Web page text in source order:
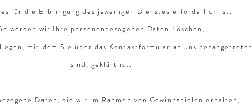
es für die Erbringung des jeweiligen Dienstes erforderlich ist.
werden wir Ihre personenbezogenen Daten Löschen,
mit dem Sie über das Kontaktformular an uns herangetreten
sind, geklärt ist.
Daten, die wir im Rahmen von Gewinnspielen erhalten,